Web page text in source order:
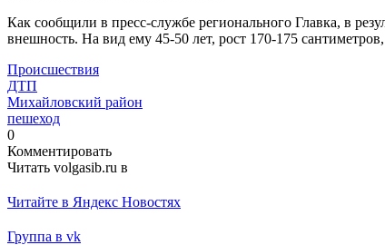
Как сообщили в пресс-службе регионального Главка, в
внешность. На вид ему 45-50 лет, рост 170-175
Происшествия
ДТП
Михайловский район
пешеход
0
Комментировать
Читать volgasib.ru в
Читайте в Яндекс Новостях
Группа в vk